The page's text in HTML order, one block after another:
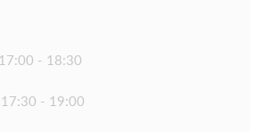
- 18:30
17:30 - 19:00